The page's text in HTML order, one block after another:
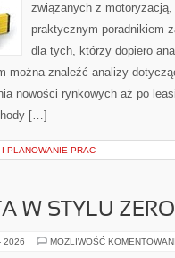
związanych z
praktycznym poradnikiem
dla tych, którzy dopiero
można znaleźć analizy
nowości rynkowych aż po
[…]
PLANOWANIE PRAC
W STYLU
2026 MOŻLIWOŚĆ